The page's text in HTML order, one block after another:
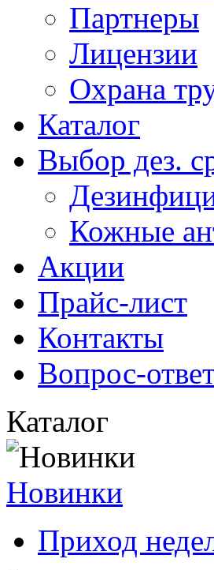
Партнеры
Лицензии
Охрана
Каталог
Выбор дез.
Кожные
Акции
Прайс-лист
Контакты
Вопрос-
Каталог
Новинки
Приход